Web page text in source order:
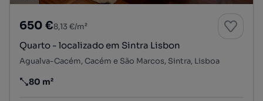
650 €8,13 €/m²
Quarto - localizado em Sintra Lisbon
Agualva-Cacém, Cacém e São Marcos, Sintra, Lisboa
Preço por metro quadrado
80 m²